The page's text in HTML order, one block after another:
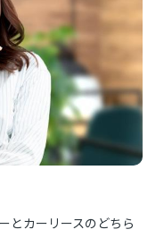
とカーリースのどちら